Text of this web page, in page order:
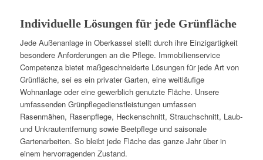
Individuelle Lösungen für jede Grünfläche
Jede Außenanlage in Oberkassel stellt durch ihre Einzigartigkeit
besondere Anforderungen an die Pflege. Immobilienservice
Competenza bietet maßgeschneiderte Lösungen für jede Art von
Grünfläche, sei es ein privater Garten, eine weitläufige
Wohnanlage oder eine gewerblich genutzte Fläche. Unsere
umfassenden Grünpflegedienstleistungen umfassen
Rasenmähen, Rasenpflege, Heckenschnitt, Strauchschnitt, Laub-
und Unkrautentfernung sowie Beetpflege und saisonale
Gartenarbeiten. So bleibt jede Fläche das ganze Jahr über in
einem hervorragenden Zustand.